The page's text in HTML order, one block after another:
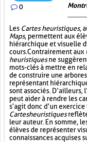
0
Les Cartes heuristiques,
Maps, permettent aux
hiérarchique et visuelle
cours. Contrairement aux
heuristiquesne
mots-clés à mettre en
de construire une
représentant
sont associés.
peut aider à rendre les
s’agit donc d’un
Cartes heuristiques
leur auteur. En somme,
élèves de représenter
connaissances acquises